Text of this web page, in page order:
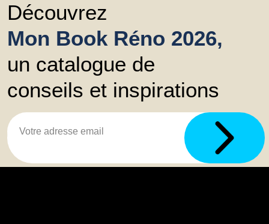
Découvrez
Mon Book Réno 2026,
un catalogue de
conseils et inspirations